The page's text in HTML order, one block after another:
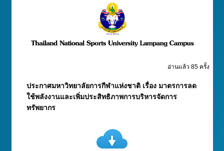
อ่านแล้ว 85 ครั้ง
ประกาศมหาวิทยาลัยการกีฬาแห่งชาติ เรื่อง มาตรการลด
ใช้พลังงานและเพิ่มประสิทธิภาพการบริหารจัดการ
ทรัพยากร